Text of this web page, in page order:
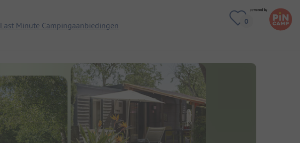
Last Minute Campingaanbiedingen